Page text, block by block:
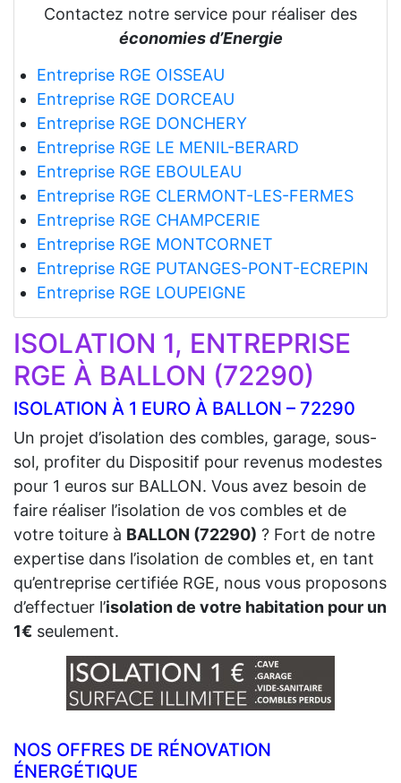
Contactez notre service pour réaliser des
économies d’Energie
Entreprise RGE OISSEAU
Entreprise RGE DORCEAU
Entreprise RGE DONCHERY
Entreprise RGE LE MENIL-BERARD
Entreprise RGE EBOULEAU
Entreprise RGE CLERMONT-LES-FERMES
Entreprise RGE CHAMPCERIE
Entreprise RGE MONTCORNET
Entreprise RGE PUTANGES-PONT-ECREPIN
Entreprise RGE LOUPEIGNE
ISOLATION 1, ENTREPRISE
RGE À BALLON (72290)
ISOLATION À 1 EURO À BALLON – 72290
Un projet d’isolation des combles, garage, sous-
sol, profiter du Dispositif pour revenus modestes
pour 1 euros sur BALLON. Vous avez besoin de
faire réaliser l’isolation de vos combles et de
votre toiture à BALLON (72290) ? Fort de notre
expertise dans l’isolation de combles et, en tant
qu’entreprise certifiée RGE, nous vous proposons
d’effectuer l’isolation de votre habitation pour un
1€ seulement.
NOS OFFRES DE RÉNOVATION
ÉNERGÉTIQUE